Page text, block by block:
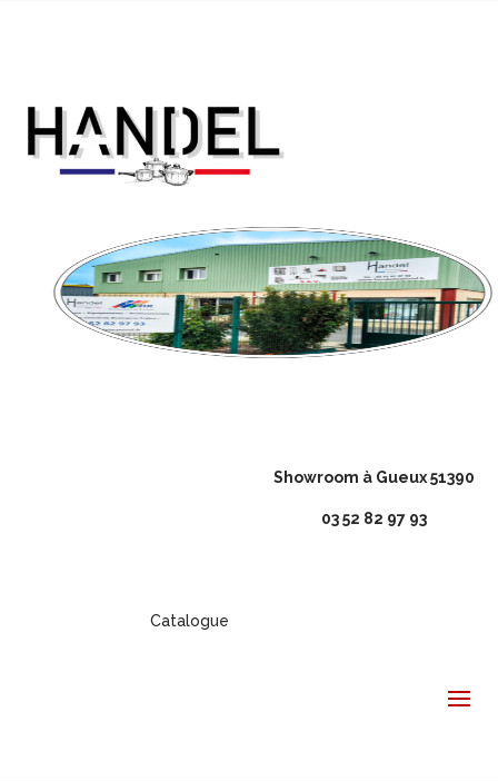
Showroom à Gueux 51390
03 52 82 97 93
Catalogue